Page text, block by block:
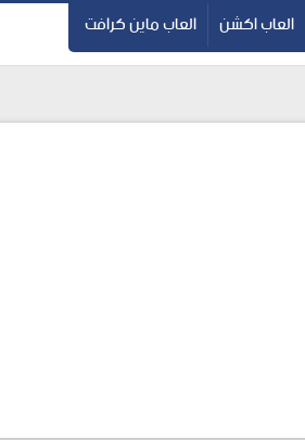
العاب اكشن العاب ماين كرافت